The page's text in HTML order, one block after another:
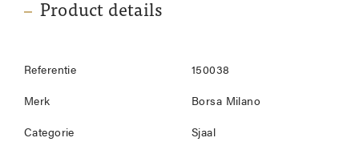
Product details
Referentie 150038
Merk Borsa Milano
Categorie Sjaal